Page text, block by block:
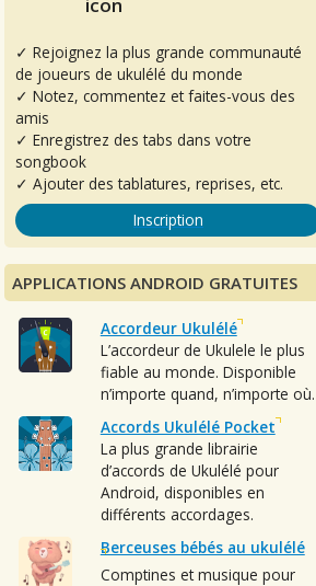
✓ Rejoignez la plus grande communauté
de joueurs de ukulélé du monde
✓ Notez, commentez et faites-vous des
amis
✓ Enregistrez des tabs dans votre
songbook
✓ Ajouter des tablatures, reprises, etc.
Inscription
APPLICATIONS ANDROID GRATUITES
Accordeur Ukulélé
L’accordeur de Ukulele le plus
fiable au monde. Disponible
n’importe quand, n’importe où.
Accords Ukulélé Pocket
La plus grande librairie
d’accords de Ukulélé pour
Android, disponibles en
différents accordages.
Berceuses bébés au ukulélé
Comptines et musique pour